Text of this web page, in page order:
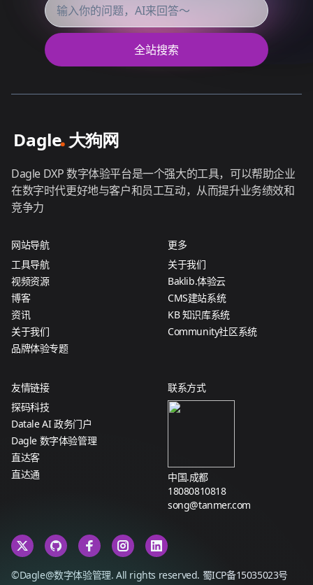
全站搜索
Dagle DXP 数字体验平台是一个强大的工具，可以帮助企业
在数字时代更好地与客户和员工互动，从而提升业务绩效和
竞争力
网站导航
工具导航
视频资源
博客
资讯
关于我们
品牌体验专题
更多
关于我们
Baklib.体验云
CMS建站系统
KB 知识库系统
Community社区系统
友情链接
探码科技
Datale AI 政务门户
Dagle 数字体验管理
直达客
直达通
联系方式
中国.成都
18080810818
song@tanmer.com
©Dagle@数字体验管理. All rights reserved. 蜀ICP备15035023号